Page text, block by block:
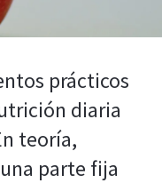
prácticos
diaria
teoría,
parte fija